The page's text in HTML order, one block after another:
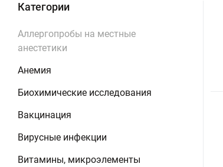
Категории
Аллергопробы на местные
анестетики
Анемия
Биохимические исследования
Вакцинация
Вирусные инфекции
Витамины, микроэлементы